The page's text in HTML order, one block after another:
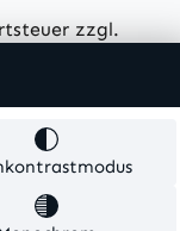
zzgl.
Theme by